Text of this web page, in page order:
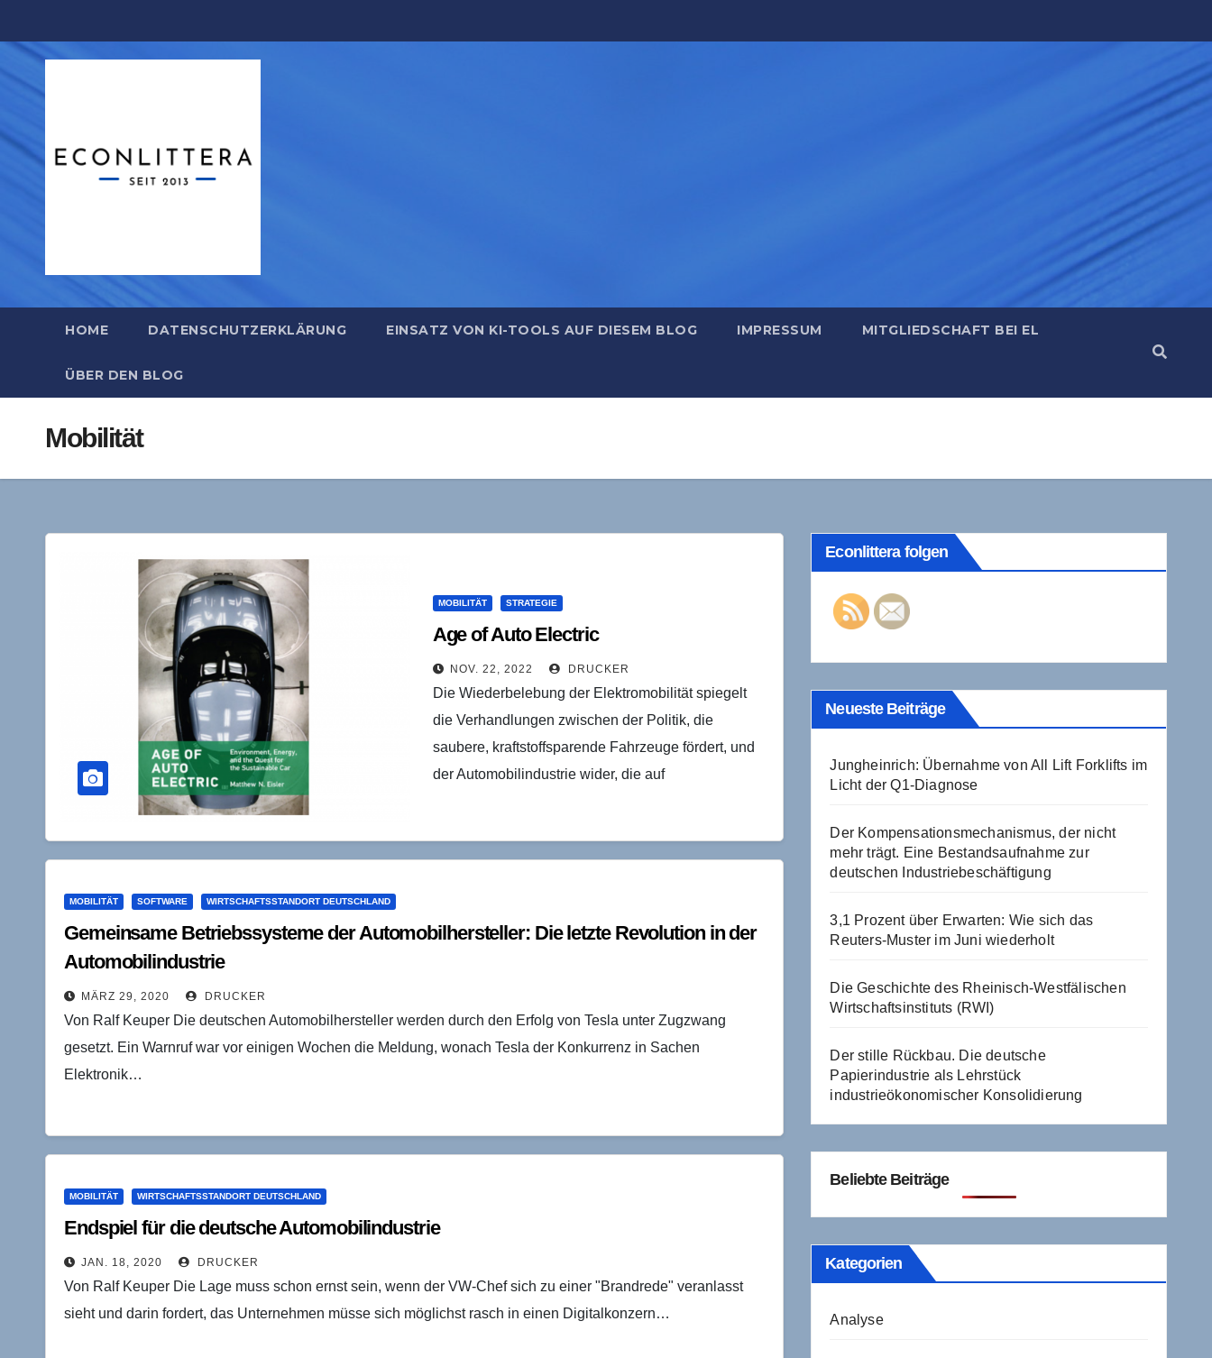
Inhalt
springen
HOME DATENSCHUTZERKLÄRUNG EINSATZ VON KI-TOOLS AUF DIESEM BLOG IMPRESSUM MITGLIEDSCHAFT BEI EL
ÜBER DEN BLOG
Mobilität
MOBILITÄT STRATEGIE
Age of Auto Electric
NOV. 22, 2022 DRUCKER
Die Wiederbelebung der Elektromobilität spiegelt
die Verhandlungen zwischen der Politik, die
saubere, kraftstoffsparende Fahrzeuge fördert, und
der Automobilindustrie wider, die auf
MOBILITÄT SOFTWARE WIRTSCHAFTSSTANDORT DEUTSCHLAND
Gemeinsame Betriebssysteme der Automobilhersteller: Die letzte Revolution in der
Automobilindustrie
MÄRZ 29, 2020 DRUCKER
Von Ralf Keuper Die deutschen Automobilhersteller werden durch den Erfolg von Tesla unter Zugzwang
gesetzt. Ein Warnruf war vor einigen Wochen die Meldung, wonach Tesla der Konkurrenz in Sachen
Elektronik…
MOBILITÄT WIRTSCHAFTSSTANDORT DEUTSCHLAND
Endspiel für die deutsche Automobilindustrie
JAN. 18, 2020 DRUCKER
Von Ralf Keuper Die Lage muss schon ernst sein, wenn der VW-Chef sich zu einer "Brandrede" veranlasst
sieht und darin fordert, das Unternehmen müsse sich möglichst rasch in einen Digitalkonzern…
Econlittera folgen
Neueste Beiträge
Jungheinrich: Übernahme von All Lift Forklifts im
Licht der Q1-Diagnose
Der Kompensationsmechanismus, der nicht
mehr trägt. Eine Bestandsaufnahme zur
deutschen Industriebeschäftigung
3,1 Prozent über Erwarten: Wie sich das
Reuters-Muster im Juni wiederholt
Die Geschichte des Rheinisch-Westfälischen
Wirtschaftsinstituts (RWI)
Der stille Rückbau. Die deutsche
Papierindustrie als Lehrstück
industrieökonomischer Konsolidierung
Beliebte Beiträge
Kategorien
Analyse